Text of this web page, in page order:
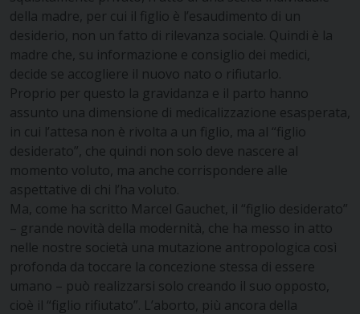
della madre, per cui il figlio è l’esaudimento di un
desiderio, non un fatto di rilevanza sociale. Quindi è la
madre che, su informazione e consiglio dei medici,
decide se accogliere il nuovo nato o rifiutarlo.
Proprio per questo la gravidanza e il parto hanno
assunto una dimensione di medicalizzazione esasperata,
in cui l’attesa non è rivolta a un figlio, ma al “figlio
desiderato”, che quindi non solo deve nascere al
momento voluto, ma anche corrispondere alle
aspettative di chi l’ha voluto.
Ma, come ha scritto Marcel Gauchet, il “figlio desiderato”
– grande novità della modernità, che ha messo in atto
nelle nostre società una mutazione antropologica così
profonda da toccare la concezione stessa di essere
umano – può realizzarsi solo creando il suo opposto,
cioè il “figlio rifiutato”. L’aborto, più ancora della